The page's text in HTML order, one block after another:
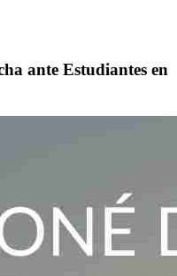
ante Estudiantes en